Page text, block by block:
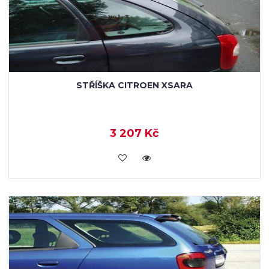
STŘÍŠKA CITROEN XSARA
3 207 Kč
KOUPIT